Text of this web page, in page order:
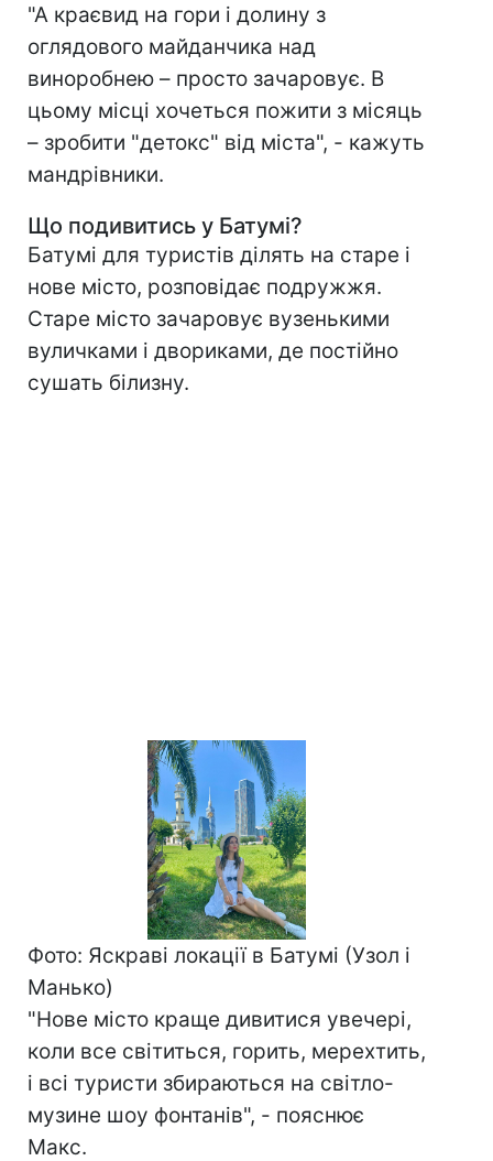
"А краєвид на гори і долину з
оглядового майданчика над
виноробнею – просто зачаровує. В
цьому місці хочеться пожити з місяць
– зробити "детокс" від міста", - кажуть
мандрівники.
Що подивитись у Батумі?
Батумі для туристів ділять на старе і
нове місто, розповідає подружжя.
Старе місто зачаровує вузенькими
вуличками і двориками, де постійно
сушать білизну.
Фото: Яскраві локації в Батумі (Узол і
Манько)
"Нове місто краще дивитися увечері,
коли все світиться, горить, мерехтить,
і всі туристи збираються на світло-
музине шоу фонтанів", - пояснює
Макс.